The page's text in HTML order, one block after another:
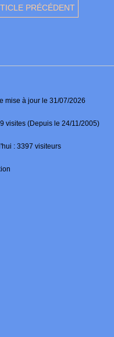
PRÉCÉDENT
mise à jour le 31/07/2026
visites (Depuis le 24/11/2005)
: 3397 visiteurs